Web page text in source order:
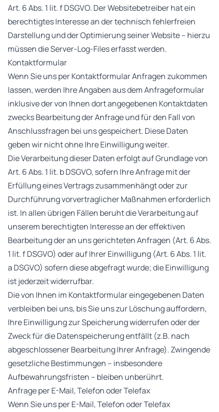
Art. 6 Abs. 1 lit. f DSGVO. Der Websitebetreiber hat ein
berechtigtes Interesse an der technisch fehlerfreien
Darstellung und der Optimierung seiner Website – hierzu
müssen die Server-Log-Files erfasst werden.
Kontaktformular
Wenn Sie uns per Kontaktformular Anfragen zukommen
lassen, werden Ihre Angaben aus dem Anfrageformular
inklusive der von Ihnen dort angegebenen Kontaktdaten
zwecks Bearbeitung der Anfrage und für den Fall von
Anschlussfragen bei uns gespeichert. Diese Daten
geben wir nicht ohne Ihre Einwilligung weiter.
Die Verarbeitung dieser Daten erfolgt auf Grundlage von
Art. 6 Abs. 1 lit. b DSGVO, sofern Ihre Anfrage mit der
Erfüllung eines Vertrags zusammenhängt oder zur
Durchführung vorvertraglicher Maßnahmen erforderlich
ist. In allen übrigen Fällen beruht die Verarbeitung auf
unserem berechtigten Interesse an der effektiven
Bearbeitung der an uns gerichteten Anfragen (Art. 6 Abs.
1 lit. f DSGVO) oder auf Ihrer Einwilligung (Art. 6 Abs. 1 lit.
a DSGVO) sofern diese abgefragt wurde; die Einwilligung
ist jederzeit widerrufbar.
Die von Ihnen im Kontaktformular eingegebenen Daten
verbleiben bei uns, bis Sie uns zur Löschung auffordern,
Ihre Einwilligung zur Speicherung widerrufen oder der
Zweck für die Datenspeicherung entfällt (z.B. nach
abgeschlossener Bearbeitung Ihrer Anfrage). Zwingende
gesetzliche Bestimmungen – insbesondere
Aufbewahrungsfristen – bleiben unberührt.
Anfrage per E-Mail, Telefon oder Telefax
Wenn Sie uns per E-Mail, Telefon oder Telefax